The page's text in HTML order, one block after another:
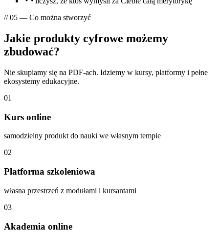
// 05 — Co można stworzyć
Jakie produkty cyfrowe możemy
zbudować?
Nie skupiamy się na PDF-ach. Idziemy w kursy, platformy i pełne
ekosystemy edukacyjne.
01
Kurs online
samodzielny produkt do nauki we własnym tempie
02
Platforma szkoleniowa
własna przestrzeń z modułami i kursantami
03
Akademia online